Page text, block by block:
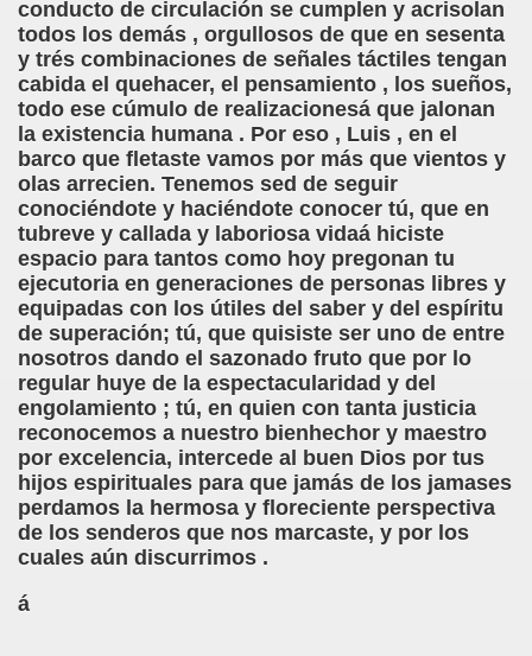
conducto de circulación se cumplen y acrisolan
todos los demás , orgullosos de que en sesenta
y trés combinaciones de señales táctiles tengan
cabida el quehacer, el pensamiento , los sueños,
todo ese cúmulo de realizacionesá que jalonan
la existencia humana . Por eso , Luis , en el
barco que fletaste vamos por más que vientos y
olas arrecien. Tenemos sed de seguir
conociéndote y haciéndote conocer tú, que en
tubreve y callada y laboriosa vidaá hiciste
espacio para tantos como hoy pregonan tu
ejecutoria en generaciones de personas libres y
equipadas con los útiles del saber y del espíritu
de superación; tú, que quisiste ser uno de entre
nosotros dando el sazonado fruto que por lo
regular huye de la espectacularidad y del
engolamiento ; tú, en quien con tanta justicia
reconocemos a nuestro bienhechor y maestro
por excelencia, intercede al buen Dios por tus
hijos espirituales para que jamás de los jamases
perdamos la hermosa y floreciente perspectiva
de los senderos que nos marcaste, y por los
cuales aún discurrimos .
á
2005 (Fermín Tamayo)
2011 (Fermín Tamayo)
la Participación de las Personas Deficientes Visuales
Oliva)
la Luz (Brígida Rivas Ordóñez)
Sancho)
Jesús Sánchez Oliva)
Jesús Cañamares)
Martín Figueroa)
(César Puente Fuente)
a Louis Braille (Alberto Gil)